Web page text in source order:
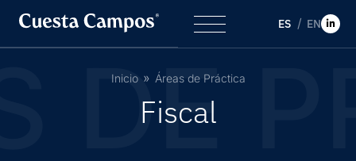
ES EN
DE
Inicio Áreas de Práctica
Fiscal